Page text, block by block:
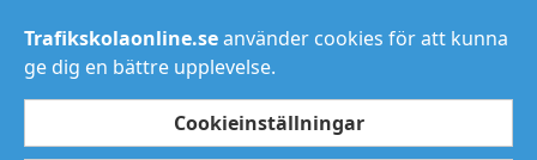
Trafikskolaonline.seanvänder cookies för att kunna
ge dig en bättre upplevelse.
Cookieinställningar